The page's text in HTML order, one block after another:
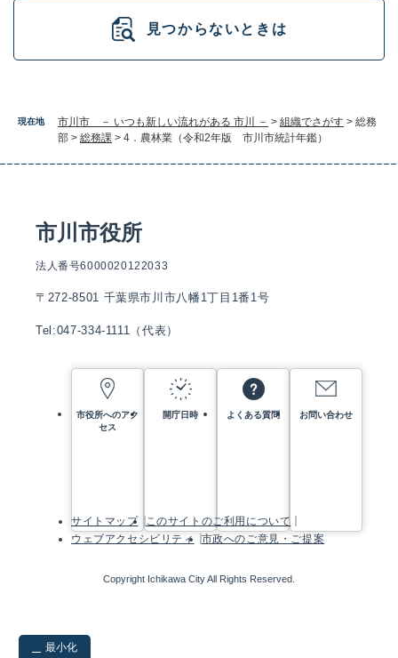
現在地 市川市 － いつも新しい流れがある 市川 － > 組織でさがす > 総務
部 > 総務課 > 4．農林業（令和2年版 市川市統計年鑑）
見つからないときは
市川市役所
法人番号6000020122033
〒272-8501 千葉県市川市八幡1丁目1番1号
Tel:047-334-1111（代表）
市役所へのアク
セス
開庁日時 よくある質問 お問い合わせ
サイトマップ
このサイトのご利用について
ウェブアクセシビリティ
市政へのご意見・ご提案
Copyright Ichikawa City All Rights Reserved.
最小化